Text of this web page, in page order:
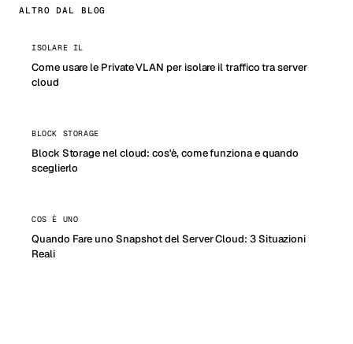
ALTRO DAL BLOG
ISOLARE IL
Come usare le Private VLAN per isolare il traffico tra server
cloud
BLOCK STORAGE
Block Storage nel cloud: cos'è, come funziona e quando
sceglierlo
COS È UNO
Quando Fare uno Snapshot del Server Cloud: 3 Situazioni
Reali